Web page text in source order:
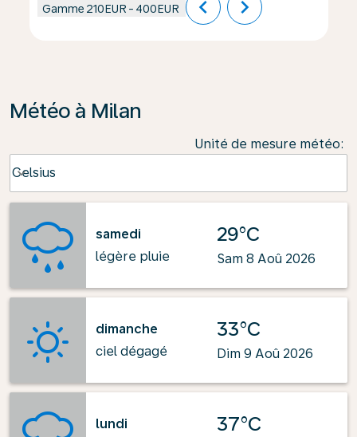
Gamme 210EUR - 400EUR chevron_left chevron_right
Météo à Milan
Unité de mesure météo:
Celsius
keyboard_arrow_down
samedi
légère pluie
29°C
Sam 8 Aoû 2026
dimanche
ciel dégagé
33°C
Dim 9 Aoû 2026
lundi
37°C